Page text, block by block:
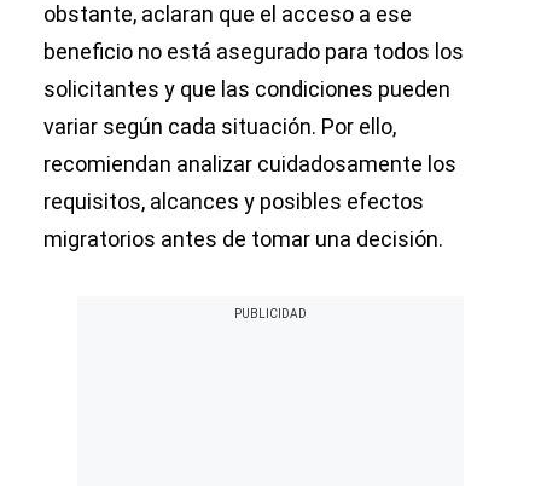
obstante, aclaran que el acceso a ese
beneficio no está asegurado para todos los
solicitantes y que las condiciones pueden
variar según cada situación. Por ello,
recomiendan analizar cuidadosamente los
requisitos, alcances y posibles efectos
migratorios antes de tomar una decisión.